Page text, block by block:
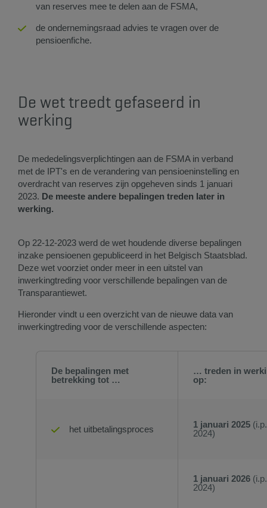
van reserves mee te delen aan de FSMA,
de ondernemingsraad advies te vragen over de
pensioenfiche.
De wet treedt gefaseerd in
werking
De mededelingsverplichtingen aan de FSMA in verband
met de IPT's en de verandering van pensioeninstelling en
overdracht van reserves zijn opgeheven sinds 1 januari
2023. De meeste andere bepalingen treden later in
werking.
Op 22-12-2023 werd de wet houdende diverse bepalingen
inzake pensioenen gepubliceerd in het Belgisch Staatsblad.
Deze wet voorziet onder meer in een uitstel van
inwerkingtreding voor verschillende bepalingen van de
Transparantiewet.
Hieronder vindt u een overzicht van de nieuwe data van
inwerkingtreding voor de verschillende aspecten:
De bepalingen met
betrekking ​tot …
… treden in
op:
het uitbetalingsproces 1 ja​nuari 2025
2024)
1 januari 2026
2024)